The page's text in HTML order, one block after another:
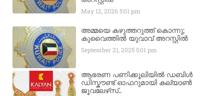
May 12, 20265:01 pm
അമ്മയെ കഴുത്തറുത്ത് കൊന്നു;
കുവൈത്തിൽ യുവാവ് അറസ്റ്റിൽ
September 21, 20255:01 pm
ആഭരണ പണിക്കൂലിയിൽ ഡബിൾ
ഡിസ്കൗണ്ട് ഓഫറുമായി കല്യാൺ
ജൂവലേഴ്‌സ്..